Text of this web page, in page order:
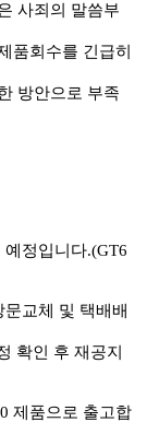
사죄의 말씀부
품회수를 긴급히
방안으로 부족
정입니다.(GT6
교체 및 택배배
확인 후 재공지
제품으로 출고합